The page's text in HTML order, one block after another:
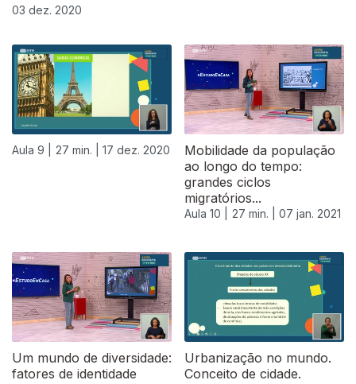
03 dez. 2020
Aula 9 | 27 min. | 17 dez. 2020
Mobilidade da população
ao longo do tempo:
grandes ciclos
migratórios...
Aula 10 | 27 min. | 07 jan. 2021
Um mundo de diversidade:
fatores de identidade
Urbanização no mundo.
Conceito de cidade.
519237